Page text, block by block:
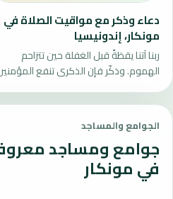
دعاء وذكر مع مواقيت الصلاة في
مونكار، إندونيسيا
ربنا آتنا يقظةً قبل الغفلة حين تتزاحم
الهموم. وذكّر فإن الذكرى تنفع
الجوامع والمساجد
جوامع ومساجد
في مونكار